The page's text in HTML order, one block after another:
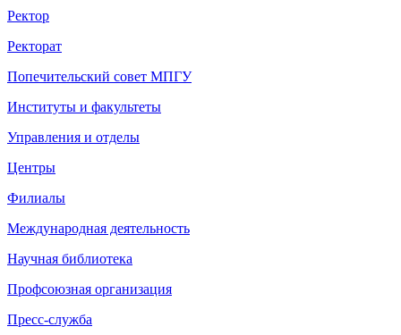
Ректор
Ректорат
Попечительский совет МПГУ
Институты и факультеты
Управления и отделы
Центры
Филиалы
Международная деятельность
Научная библиотека
Профсоюзная организация
Пресс-служба